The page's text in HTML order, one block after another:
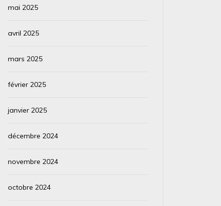
mai 2025
avril 2025
mars 2025
février 2025
janvier 2025
décembre 2024
novembre 2024
octobre 2024